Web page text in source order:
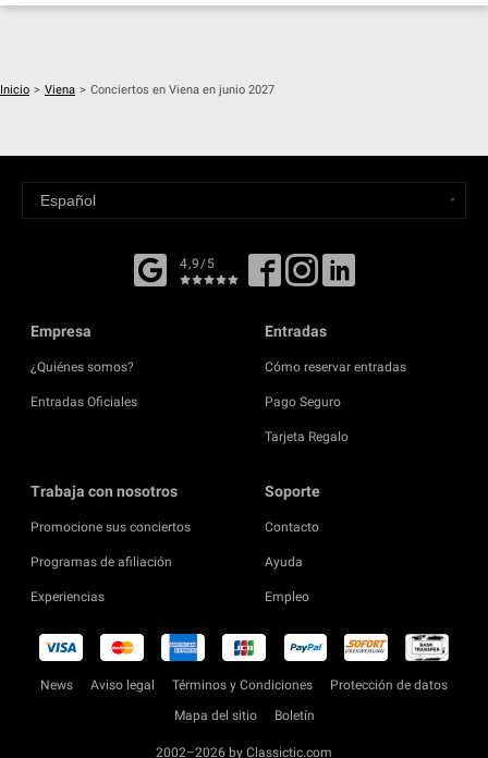
Inicio > Viena > Conciertos en Viena en junio 2027
4,9/5
Empresa
¿Quiénes somos?
Entradas Oficiales
Entradas
Cómo reservar entradas
Pago Seguro
Tarjeta Regalo
Trabaja con nosotros
Promocione sus conciertos
Programas de afiliación
Experiencias
Soporte
Contacto
Ayuda
Empleo
News Aviso legal Términos y Condiciones
Protección de datos
Mapa del sitio
Boletín
2002–2026 by Classictic.com